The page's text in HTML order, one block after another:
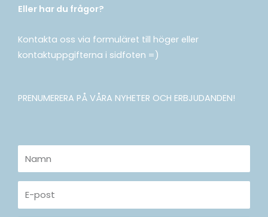
Eller har du frågor?
Kontakta oss via formuläret till höger eller
kontaktuppgifterna i sidfoten =)
PRENUMERERA PÅ VÅRA NYHETER OCH ERBJUDANDEN!
post